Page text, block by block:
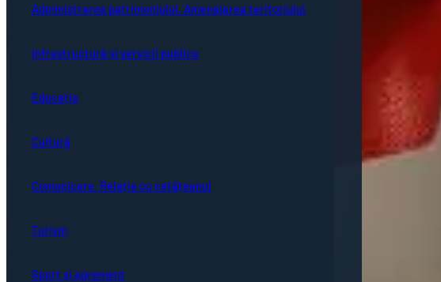
Administrarea patrimoniului. Amenajarea teritoriului
Infrastructură și servicii publice
Educație
Cultură
Comunicare. Relația cu cetățeanul
Turism
Sport și agrement